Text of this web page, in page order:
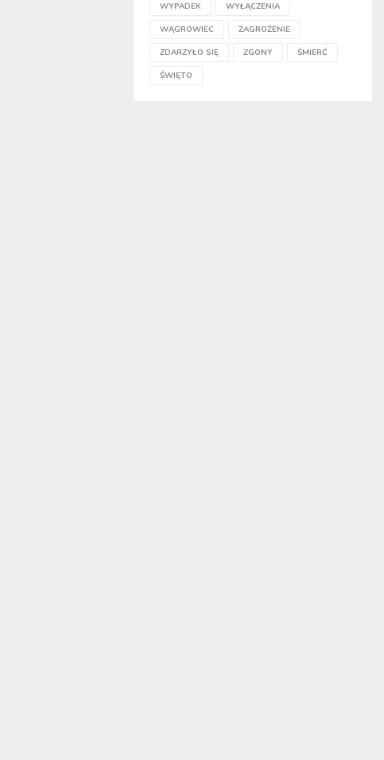
WYPADEK WYŁĄCZENIA
WĄGROWIEC ZAGROŻENIE
ZDARZYŁO SIĘ ZGONY ŚMIERĆ
ŚWIĘTO